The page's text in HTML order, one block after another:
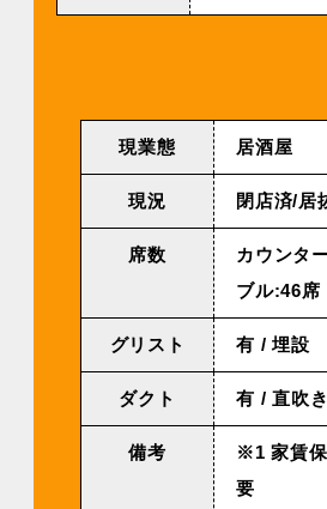
現業態 居酒屋
現況 閉店済/居
席数
カウンタ
ブル:46席
グリスト 有 / 埋設
ダクト 有 / 直吹き
備考
※1 家賃
要